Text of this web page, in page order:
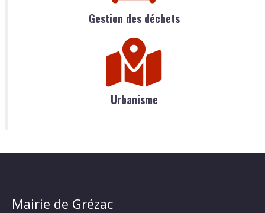
Gestion des déchets
Urbanisme
Mairie de Grézac